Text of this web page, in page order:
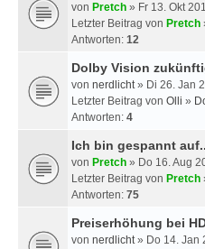
von Pretch » Fr 13. Okt
Letzter Beitrag von Pretch
Antworten: 12
Dolby Vision
von nerdlicht» Di 26. Jan
Letzter Beitrag von Olli »
Antworten: 4
Ich bin gespannt
von Pretch » Do 16. Aug
Letzter Beitrag von Pretch
Antworten: 75
Preiserhöhung bei
von nerdlicht» Do 14. Jan